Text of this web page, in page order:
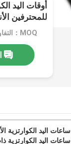
أوقات اليد
للمحترفين
MOQ：التفاوض
ساعات اليد الكوارتزية
ساعات اليد الكوارتزية